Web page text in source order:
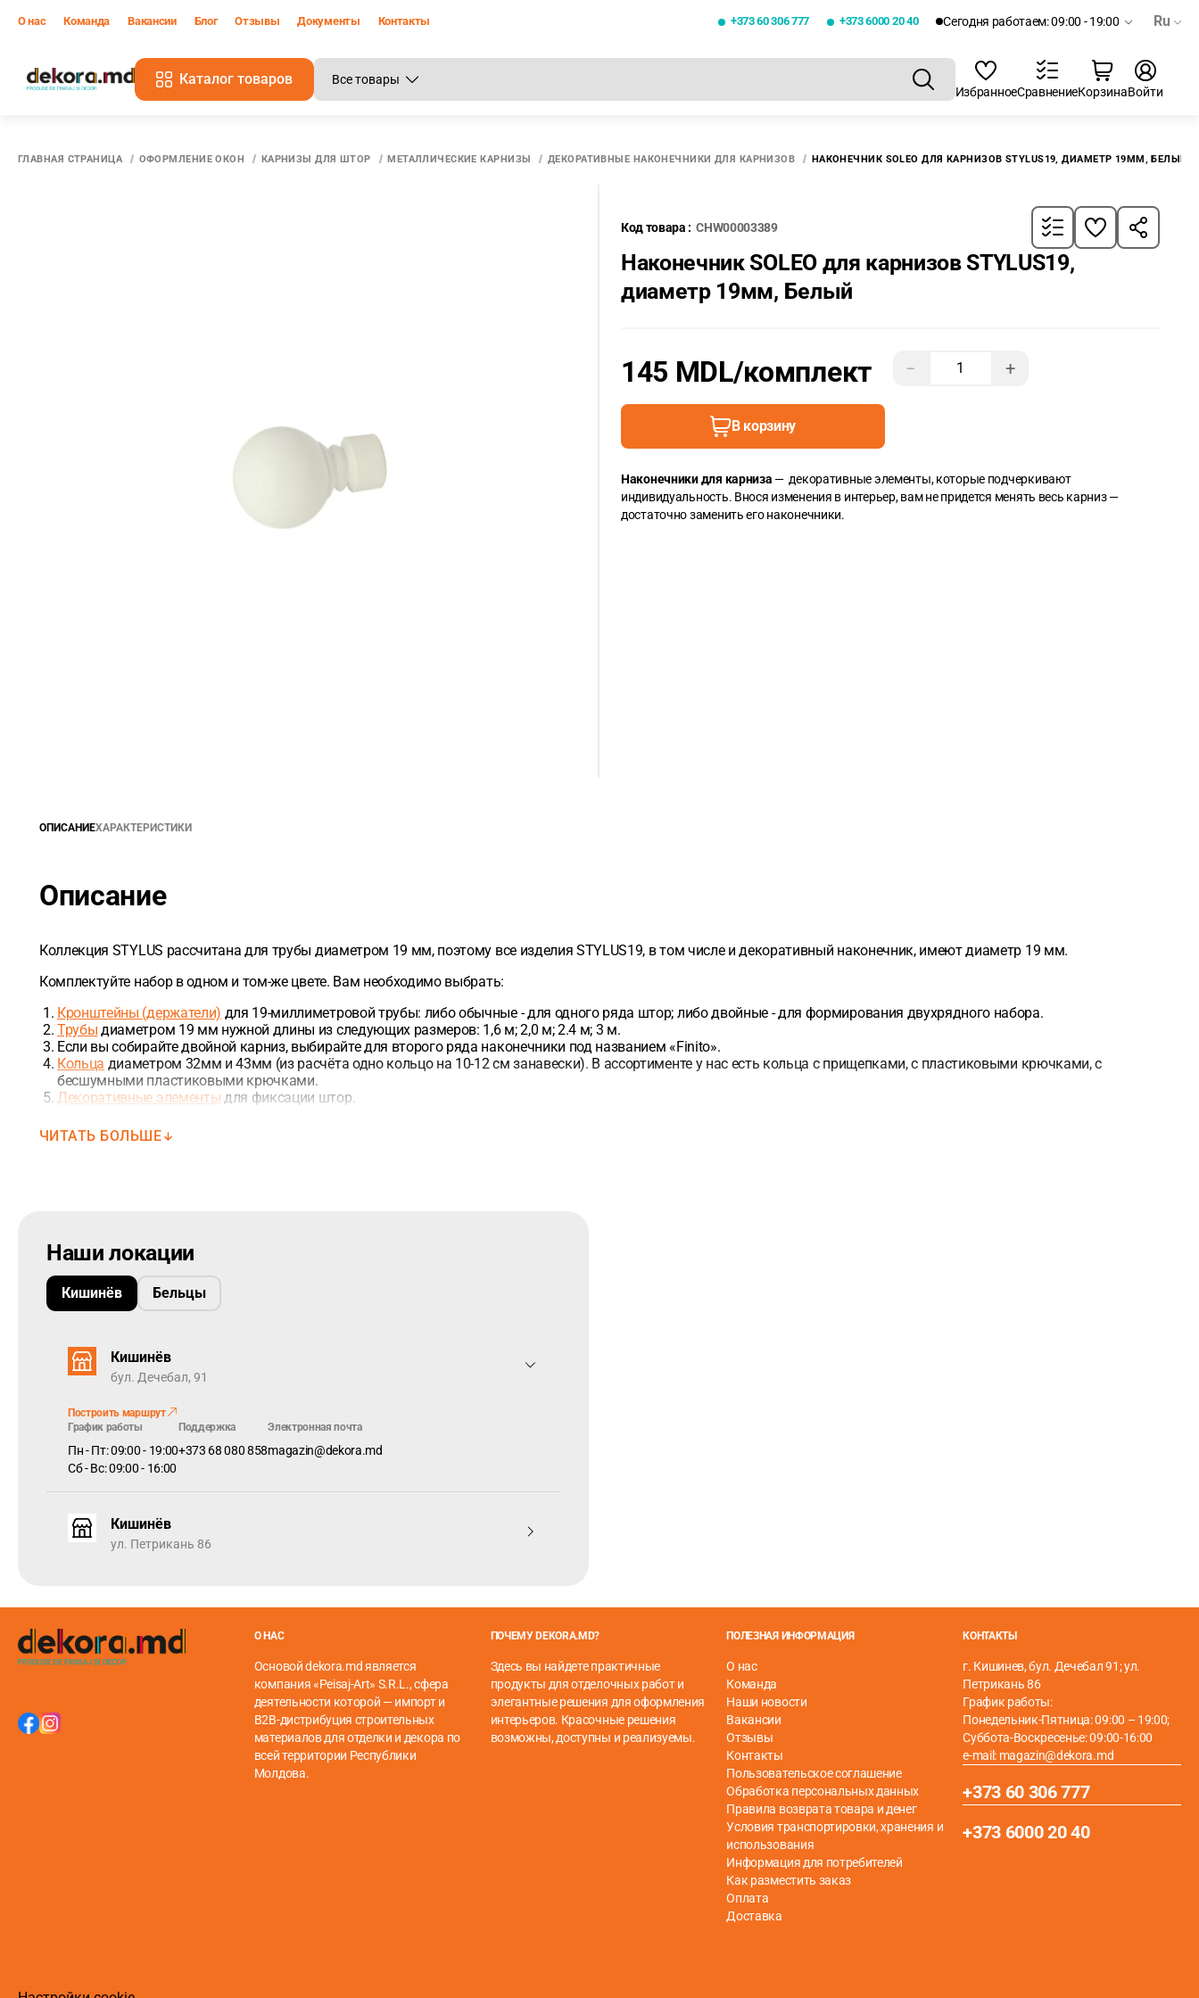
О нас Команда Вакансии Блог Отзывы Документы Контакты +373 60 306 777 +373 6000 20 40 Сегодня работаем: 09:00 - 19:00 Ru
Каталог товаров
ИзбранноеСравнениеКорзинаВойти
ГЛАВНАЯ СТРАНИЦА ОФОРМЛЕНИЕ ОКОН КАРНИЗЫ ДЛЯ ШТОР МЕТАЛЛИЧЕСКИЕ КАРНИЗЫ ДЕКОРАТИВНЫЕ НАКОНЕЧНИКИ ДЛЯ КАРНИЗОВ НАКОНЕЧНИК SOLEO ДЛЯ КАРНИЗОВ STYLUS19, ДИАМЕТР 19ММ, БЕЛЫЙ
Код товара : CHW00003389
Наконечник SOLEO для карнизов STYLUS19,
диаметр 19мм, Белый
145 MDL/комплект − +
В корзину
Наконечники для карниза — декоративные элементы, которые подчеркивают
индивидуальность. Внося изменения в интерьер, вам не придется менять весь карниз —
достаточно заменить его наконечники.
ОПИСАНИЕХАРАКТЕРИСТИКИ
Описание
Коллекция STYLUS рассчитана для трубы диаметром 19 мм, поэтому все изделия STYLUS19, в том числе и декоративный наконечник, имеют диаметр 19 мм.
Комплектуйте набор в одном и том-же цвете. Вам необходимо выбрать:
Кронштейны (держатели) для 19-миллиметровой трубы: либо обычные - для одного ряда штор; либо двойные - для формирования двухрядного набора.
Трубы диаметром 19 мм нужной длины из следующих размеров: 1,6 м; 2,0 м; 2.4 м; 3 м.
Если вы собирайте двойной карниз, выбирайте для второго ряда наконечники под названием «Finito».
Кольца диаметром 32мм и 43мм (из расчёта одно кольцо на 10-12 см занавески). В ассортименте у нас есть кольца с прищепками, с пластиковыми крючками, с
бесшумными пластиковыми крючками.
Декоративные элементы для фиксации штор.
ЧИТАТЬ БОЛЬШЕ
Наши локации
Кишинёв Бельцы
Кишинёв
бул. Дечебал, 91
Построить маршрут
График работы
Пн - Пт: 09:00 - 19:00
Сб - Вс: 09:00 - 16:00
Поддержка
+373 68 080 858
Электронная почта
magazin@dekora.md
Кишинёв
ул. Петрикань 86
О НАС
Основой dekora.md является
компания «Peisaj-Art» S.R.L., сфера
деятельности которой — импорт и
B2B-дистрибуция строительных
материалов для отделки и декора по
всей территории Республики
Молдова.
ПОЧЕМУ DEKORA.MD?
Здесь вы найдете практичные
продукты для отделочных работ и
элегантные решения для оформления
интерьеров. Красочные решения
возможны, доступны и реализуемы.
ПОЛЕЗНАЯ ИНФОРМАЦИЯ
О нас
Команда
Наши новости
Вакансии
Отзывы
Контакты
Пользовательское соглашение
Обработка персональных данных
Правила возврата товара и денег
Условия транспортировки, хранения и
использования
Информация для потребителей
Как разместить заказ
Оплата
Доставка
КОНТАКТЫ
г. Кишинев, бул. Дечебал 91; ул.
Петрикань 86
График работы:
Понедельник-Пятница: 09:00 – 19:00;
Суббота-Воскресенье: 09:00-16:00
e-mail: magazin@dekora.md
+373 60 306 777
+373 6000 20 40